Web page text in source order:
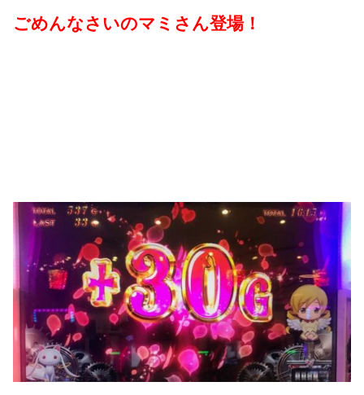
ごめんなさいのマミさん登場！